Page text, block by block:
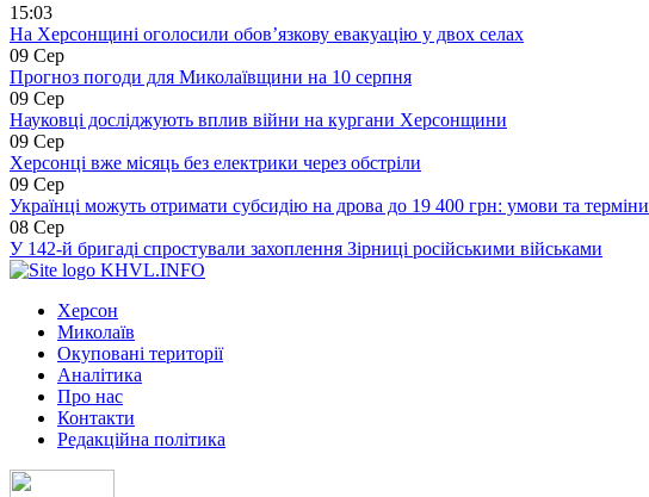
15:03
На Херсонщині оголосили обов’язкову евакуацію у двох селах
09 Сер
Прогноз погоди для Миколаївщини на 10 серпня
09 Сер
Науковці досліджують вплив війни на кургани Херсонщини
09 Сер
Херсонці вже місяць без електрики через обстріли
09 Сер
Українці можуть отримати субсидію на дрова до 19 400 грн: умови та терміни
08 Сер
У 142-й бригаді спростували захоплення Зірниці російськими військами
KHVL.INFO
Херсон
Миколаїв
Окуповані території
Аналітика
Про нас
Контакти
Редакційна політика